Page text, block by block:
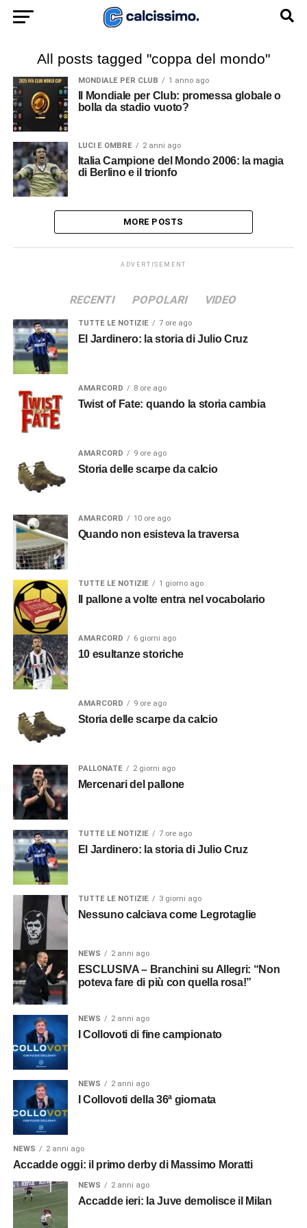
All posts tagged "coppa del mondo"
MONDIALE PER CLUB 1 anno ago
Il Mondiale per Club: promessa globale o
bolla da stadio vuoto?
LUCI E OMBRE 2 anni ago
Italia Campione del Mondo 2006: la magia
di Berlino e il trionfo
MORE POSTS
ADVERTISEMENT
RECENTI POPOLARI VIDEO
TUTTE LE NOTIZIE 7 ore ago
El Jardinero: la storia di Julio Cruz
AMARCORD 8 ore ago
Twist of Fate: quando la storia cambia
AMARCORD 9 ore ago
Storia delle scarpe da calcio
AMARCORD 10 ore ago
Quando non esisteva la traversa
TUTTE LE NOTIZIE 1 giorno ago
Il pallone a volte entra nel vocabolario
AMARCORD 6 giorni ago
10 esultanze storiche
AMARCORD 9 ore ago
Storia delle scarpe da calcio
PALLONATE 2 giorni ago
Mercenari del pallone
TUTTE LE NOTIZIE 7 ore ago
El Jardinero: la storia di Julio Cruz
TUTTE LE NOTIZIE 3 giorni ago
Nessuno calciava come Legrotaglie
NEWS 2 anni ago
ESCLUSIVA – Branchini su Allegri: “Non
poteva fare di più con quella rosa!”
NEWS 2 anni ago
I Collovoti di fine campionato
NEWS 2 anni ago
I Collovoti della 36ª giornata
NEWS 2 anni ago
Accadde oggi: il primo derby di Massimo Moratti
NEWS 2 anni ago
Accadde ieri: la Juve demolisce il Milan